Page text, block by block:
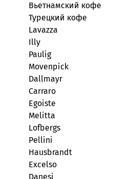
Вьетнамский кофе
Турецкий кофе
Lavazza
Illy
Paulig
Movenpick
Dallmayr
Carraro
Egoiste
Melitta
Lofbergs
Pellini
Hausbrandt
Excelso
Danesi